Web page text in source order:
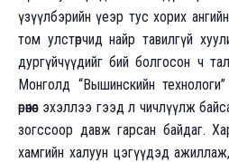
үзүүлбэрийн үеэр тус хорих
том улстөрчид найр тавилгүй
дургүйчүүдийг бий болгосон ч
Монголд “Вышинскийн
өрөөнөөс эхэллээ гээд л чичлүүлж
зогссоор давж гарсан байдаг.
хамгийн халуун цэгүүдэд